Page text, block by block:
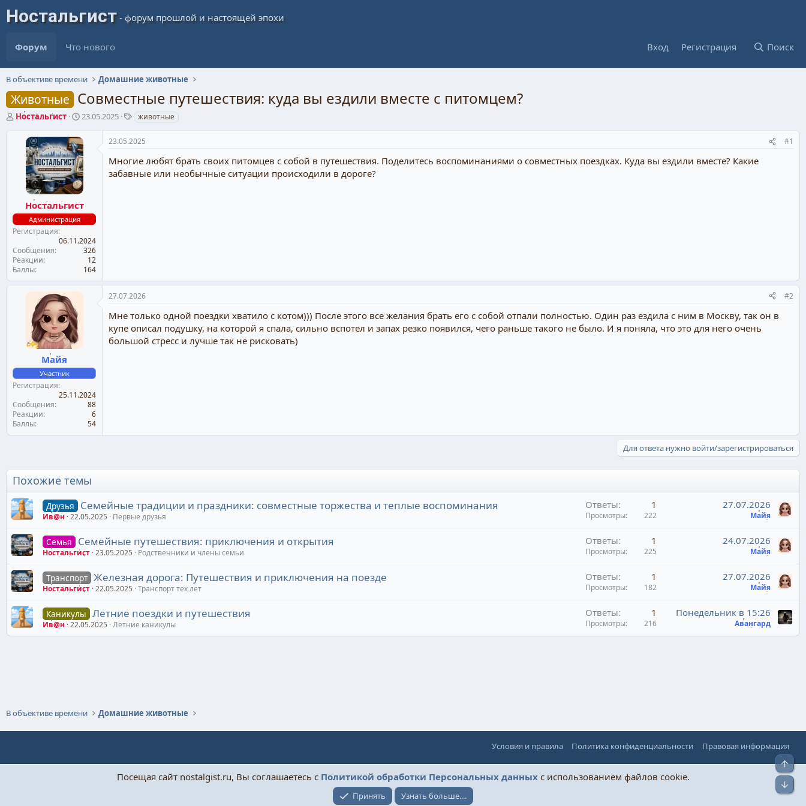
Форум Что нового Вход Регистрация Поиск
В объективе времени Домашние животные
Животные Совместные путешествия: куда вы ездили вместе с питомцем?
А
Ностальгист
Д
т
а
н
а
ч
а
л
а
23.05.2025
г
животные
Ностальгист
Администрация
Регистрация
06.11.2024
Сообщения
326
Реакции
12
Баллы
164
23.05.2025 #1
Многие любят брать своих питомцев с собой в путешествия. Поделитесь воспоминаниями о совместных поездках. Куда вы ездили вместе? Какие
забавные или необычные ситуации происходили в дороге?
Майя
Участник
Регистрация
25.11.2024
Сообщения
88
Реакции
6
Баллы
54
27.07.2026 #2
Мне только одной поездки хватило с котом))) После этого все желания брать его с собой отпали полностью. Один раз ездила с ним в Москву, так он в
купе описал подушку, на которой я спала, сильно вспотел и запах резко появился, чего раньше такого не было. И я поняла, что это для него очень
большой стресс и лучше так не рисковать)
Для ответа нужно войти/зарегистрироваться
Похожие темы
Друзья Семейные традиции и праздники: совместные торжества и теплые воспоминания
Ив@н 22.05.2025 Первые друзья
Ответы 1
Просмотры 222
27.07.2026
Майя
Семья Семейные путешествия: приключения и открытия
Ностальгист 23.05.2025 Родственники и члены семьи
Ответы 1
Просмотры 225
24.07.2026
Майя
Транспорт Железная дорога: Путешествия и приключения на поезде
Ностальгист 22.05.2025 Транспорт тех лет
Ответы 1
Просмотры 182
27.07.2026
Майя
Каникулы Летние поездки и путешествия
Ив@н 22.05.2025 Летние каникулы
Ответы 1
Просмотры 216
Понедельник в 15:26
Авангард
В объективе времени Домашние животные
Условия и правила Политика конфиденциальности Правовая информация
Посещая сайт nostalgist.ru, Вы соглашаетесь с Политикой обработки Персональных данныхс использованием файлов cookie.
Принять Узнать больше....
Верх